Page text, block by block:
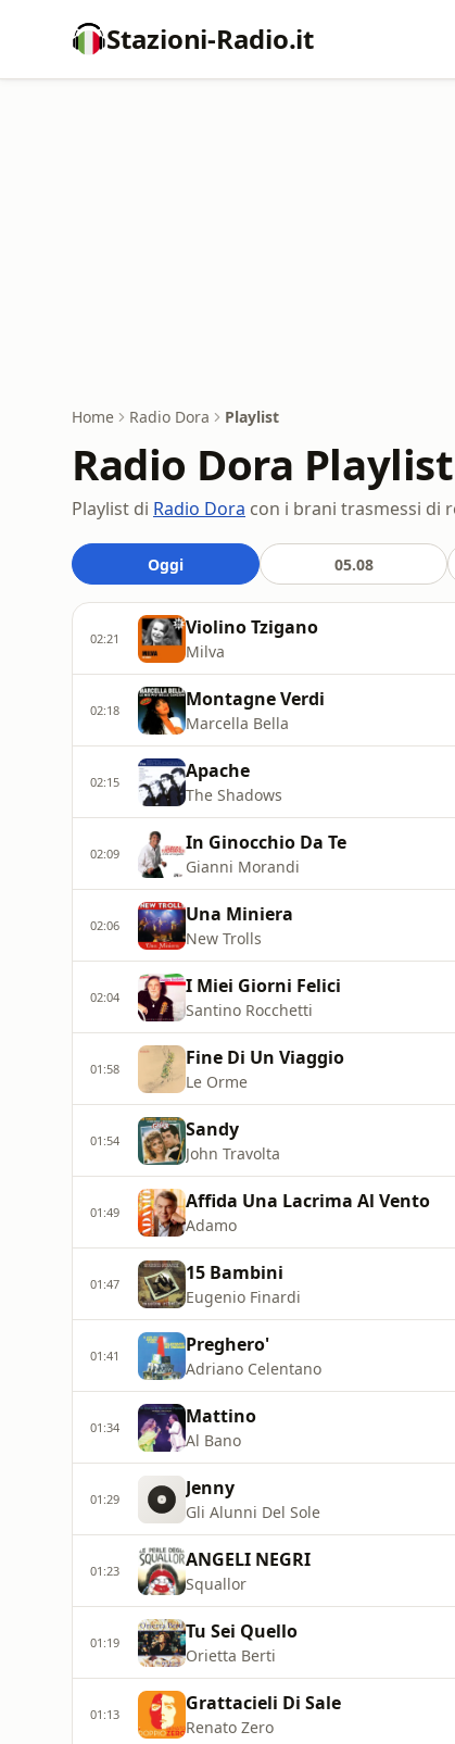
Stazioni-Radio.it
Home Radio Dora Playlist
Radio Dora Playlist
Playlist di Radio Dora con i brani trasmessi di
Oggi 05.08
02:21 Violino Tzigano
Milva
02:18 Montagne Verdi
Marcella Bella
02:15 Apache
The Shadows
02:09 In Ginocchio Da Te
Gianni Morandi
02:06 Una Miniera
New Trolls
02:04 I Miei Giorni Felici
Santino Rocchetti
01:58 Fine Di Un Viaggio
Le Orme
01:54 Sandy
John Travolta
01:49 Affida Una Lacrima Al Vento
Adamo
01:47 15 Bambini
Eugenio Finardi
01:41 Preghero'
Adriano Celentano
01:34 Mattino
Al Bano
01:29 Jenny
Gli Alunni Del Sole
01:23 ANGELI NEGRI
Squallor
01:19 Tu Sei Quello
Orietta Berti
01:13 Grattacieli Di Sale
Renato Zero